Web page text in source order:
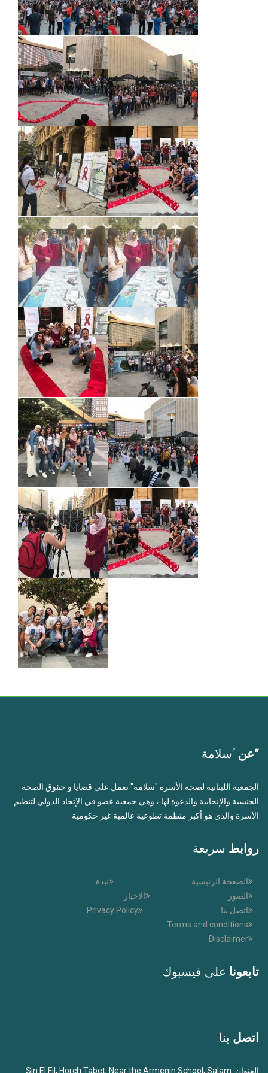
“عن “سلامة
الجمعية اللبنانية لصحة الأسرة "سلامة" تعمل على قضايا و حقوق الصحة
الجنسية والإنجابية والدعوة لها ، وهي جمعية عضو في الإتحاد الدولي لتنظيم
الأسرة والذي هو أكبر منظمة تطوعية عالمية غير حكومية
روابط سريعة
الصفحة الرئيسية
نبذة
الصور
الاخبار
اتصل بنا
Privacy Policy
Terms and conditions
Disclaimer
تابعونا على فيسبوك
اتصل بنا
العنوان: Sin El Fil, Horch Tabet, Near the Armenin School, Salam